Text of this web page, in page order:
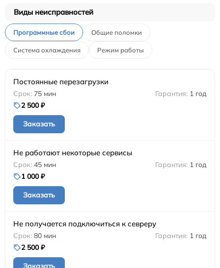
Виды неисправностей
Программные сбои Общие поломки
Система охлаждения Режим работы
Постоянные перезагрузки
75 мин
1 год
2 500 ₽
Заказать
Не работают некоторые сервисы
45 мин
1 год
1 000 ₽
Заказать
Не получается подключиться к севреру
80 мин
1 год
2 500 ₽
Заказать